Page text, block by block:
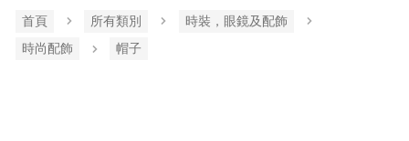
首頁 所有類別
時裝，眼鏡及配飾
時尚配飾
帽子